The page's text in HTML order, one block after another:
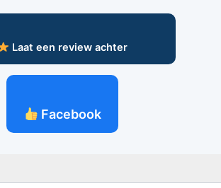
Laat een review achter
Facebook